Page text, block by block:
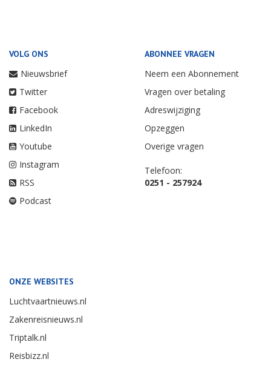
VOLG ONS
Nieuwsbrief
Twitter
Facebook
LinkedIn
Youtube
Instagram
RSS
Podcast
ABONNEE VRAGEN
Neem een Abonnement
Vragen over betaling
Adreswijziging
Opzeggen
Overige vragen
Telefoon:
0251 - 257924
ONZE WEBSITES
Luchtvaartnieuws.nl
Zakenreisnieuws.nl
Triptalk.nl
Reisbizz.nl